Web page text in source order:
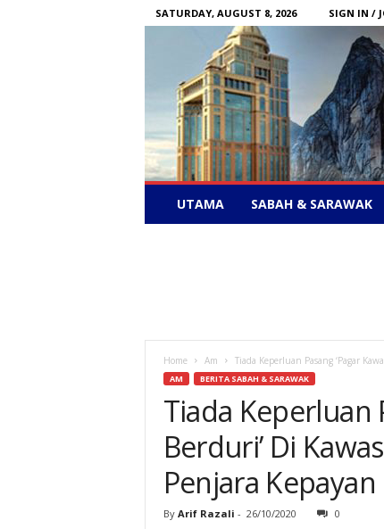
SATURDAY, AUGUST 8, 2026 SIGN IN /
–
UTAMA SABAH & SARAWAK
Home Am Tiada Keperluan Pasang ‘Pagar
AM BERITA SABAH & SARAWAK
Tiada Keperluan
Berduri’ Di
Penjara Kepayan
By Arif Razali - 26/10/2020 0